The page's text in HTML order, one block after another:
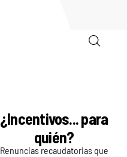
¿Incentivos... para
quién?
Renuncias recaudatorias que